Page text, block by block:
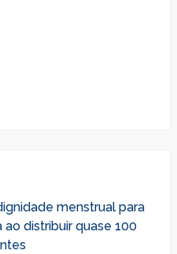
menstrual para
distribuir quase 100